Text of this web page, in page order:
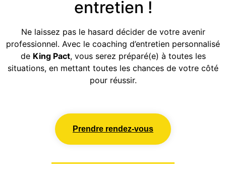
entretien !
Ne laissez pas le hasard décider de votre avenir
professionnel. Avec le coaching d’entretien personnalisé
de King Pact, vous serez préparé(e) à toutes les
situations, en mettant toutes les chances de votre côté
pour réussir.
Prendre rendez-vous